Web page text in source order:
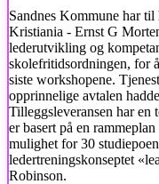
Sandnes Kommune har til
Kristiania - Ernst G
lederutvikling og
skolefritidsordningen, for
siste workshopene.
opprinnelige avtalen
Tilleggsleveransen har en
er basert på en
mulighet for 30
ledertreningskonseptet
Robinson.